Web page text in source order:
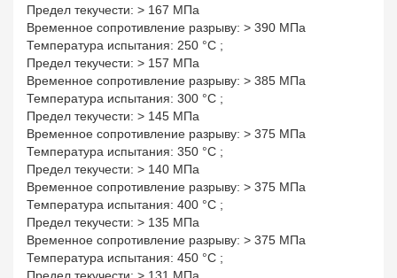
Предел текучести: > 167 МПа
Временное сопротивление разрыву: > 390 МПа
Температура испытания: 250 °С ;
Предел текучести: > 157 МПа
Временное сопротивление разрыву: > 385 МПа
Температура испытания: 300 °С ;
Предел текучести: > 145 МПа
Временное сопротивление разрыву: > 375 МПа
Температура испытания: 350 °С ;
Предел текучести: > 140 МПа
Временное сопротивление разрыву: > 375 МПа
Температура испытания: 400 °С ;
Предел текучести: > 135 МПа
Временное сопротивление разрыву: > 375 МПа
Температура испытания: 450 °С ;